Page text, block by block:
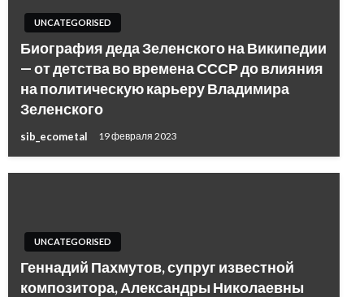
UNCATEGORISED
Биография деда Зеленского на Википедии
— от детства во времена СССР до влияния
на политическую карьеру Владимира
Зеленского
sib_ecometal 19 февраля 2023
UNCATEGORISED
Геннадий Пахмутов, супруг известной
композитора, Александры Николаевны